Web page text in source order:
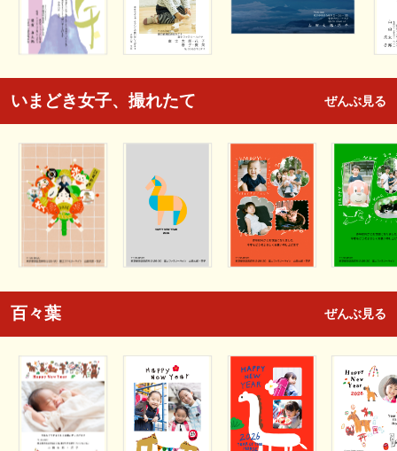
いまどき女子、撮れたて ぜんぶ見る
百々葉 ぜんぶ見る